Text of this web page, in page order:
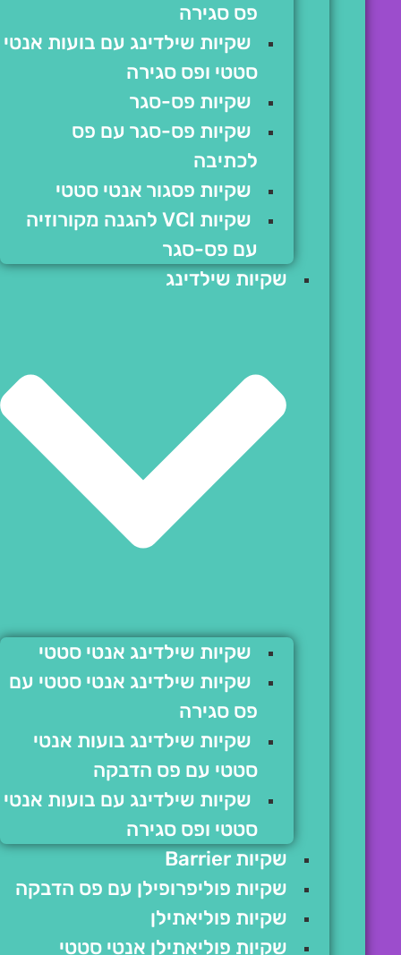
פס סגירה
שקיות שילדינג עם בועות אנטי
סטטי ופס סגירה
שקיות פס-סגר
שקיות פס-סגר עם פס
לכתיבה
שקיות פסגור אנטי סטטי
שקיות VCI להגנה מקורוזיה
עם פס-סגר
שקיות שילדינג
שקיות שילדינג אנטי סטטי
שקיות שילדינג אנטי סטטי עם
פס סגירה
שקיות שילדינג בועות אנטי
סטטי עם פס הדבקה
שקיות שילדינג עם בועות אנטי
סטטי ופס סגירה
שקיות Barrier
שקיות פוליפרופילן עם פס הדבקה
שקיות פוליאתילן
שקיות פוליאתילן אנטי סטטי